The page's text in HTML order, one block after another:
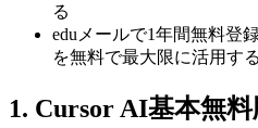
る
eduメールで1年間無料登
を無料で最大限に活用す
1. Cursor AI基本無